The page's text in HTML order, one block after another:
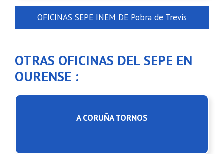
OFICINAS SEPE INEM DE Pobra de Trevis
OTRAS OFICINAS DEL SEPE EN
OURENSE :
A CORUÑA TORNOS